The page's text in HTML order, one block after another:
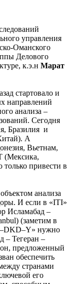
управления
Оманского
Делового
к.э.н Марат
стартовало и
направлений
анализа –
Сегодня
Бразилия и
А
Вьетнам,
(Мексика,
привести в
анализа
И если в «ITI»
Исламабад –
(заметим в
нужно
– Тегеран –
предложенный
обеспечить
странами
его